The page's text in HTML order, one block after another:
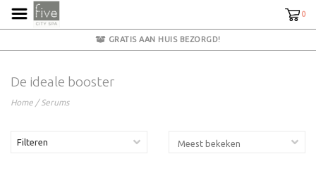
0
GRATIS AAN HUIS BEZORGD!
De ideale booster
Home / Serums
Filteren